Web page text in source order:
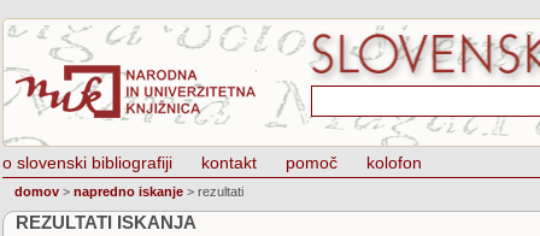
o slovenski bibliografiji kontakt pomoč kolofon
domov > napredno iskanje > rezultati
REZULTATI ISKANJA